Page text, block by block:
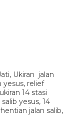
Ukiran jalan
yesus, relief
14 stasi
yesus, 14
jalan salib,